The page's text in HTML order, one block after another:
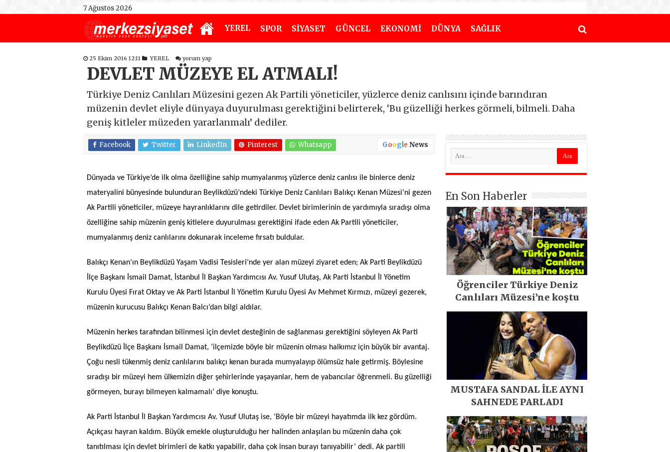
7 Ağustos 2026
YEREL SPOR SİYASET GÜNCEL EKONOMİ DÜNYA SAĞLIK
25 Ekim 2016 12:11 YEREL yorum yap
DEVLET MÜZEYE EL ATMALI!
Türkiye Deniz Canlıları Müzesini gezen Ak Partili yöneticiler, yüzlerce deniz canlısını içinde barındıran
müzenin devlet eliyle dünyaya duyurulması gerektiğini belirterek, ‘Bu güzelliği herkes görmeli, bilmeli. Daha
geniş kitleler müzeden yararlanmalı’ dediler.
Facebook Twitter LinkedIn Pinterest Whatsapp Google News
Dünyada ve Türkiye’de ilk olma özelliğine sahip mumyalanmış yüzlerce deniz canlısı ile binlerce deniz
materyalini bünyesinde bulunduran Beylikdüzü’ndeki Türkiye Deniz Canlıları Balıkçı Kenan Müzesi’ni gezen
Ak Partili yöneticiler, müzeye hayranlıklarını dile getirdiler. Devlet birimlerinin de yardımıyla sıradışı olma
özelliğine sahip müzenin geniş kitlelere duyurulması gerektiğini ifade eden Ak Partili yöneticiler,
mumyalanmış deniz canlılarını dokunarak inceleme fırsatı buldular.
Balıkçı Kenan’ın Beylikdüzü Yaşam Vadisi Tesisleri’nde yer alan müzeyi ziyaret eden; Ak Parti Beylikdüzü
İlçe Başkanı İsmail Damat, İstanbul İl Başkan Yardımcısı Av. Yusuf Ulutaş, Ak Parti İstanbul İl Yönetim
Kurulu Üyesi Fırat Oktay ve Ak Parti İstanbul İl Yönetim Kurulu Üyesi Av Mehmet Kırmızı, müzeyi gezerek,
müzenin kurucusu Balıkçı Kenan Balcı’dan bilgi aldılar.
Müzenin herkes tarafından bilinmesi için devlet desteğinin de sağlanması gerektiğini söyleyen Ak Parti
Beylikdüzü İlçe Başkanı İsmail Damat, ‘ilçemizde böyle bir müzenin olması halkımız için büyük bir avantaj.
Çoğu nesli tükenmiş deniz canlılarını balıkçı kenan burada mumyalayıp ölümsüz hale getirmiş. Böylesine
sıradışı bir müzeyi hem ülkemizin diğer şehirlerinde yaşayanlar, hem de yabancılar öğrenmeli. Bu güzelliği
görmeyen, burayı bilmeyen kalmamalı’ diye konuştu.
Ak Parti İstanbul İl Başkan Yardımcısı Av. Yusuf Ulutaş ise, ‘Böyle bir müzeyi hayatımda ilk kez gördüm.
Açıkçası hayran kaldım. Büyük emekle oluşturulduğu her halinden anlaşılan bu müzenin daha çok
tanıtılması için devlet birimleri de katkı yapabilir, daha çok insan burayı tanıyabilir’ dedi. Ak partili
En Son Haberler
Öğrenciler Türkiye Deniz
Canlıları Müzesi’ne koştu
MUSTAFA SANDAL İLE AYNI
SAHNEDE PARLADI